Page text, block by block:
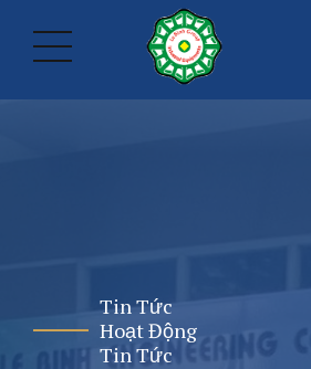
Tin Tức
Hoạt Động
Tin Tức